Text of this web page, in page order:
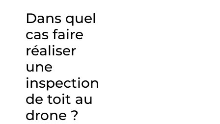
Dans quel
cas faire
réaliser
une
inspection
de toit au
drone ?